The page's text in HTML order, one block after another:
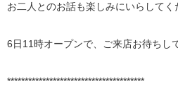
お二人とのお話も楽しみにいらしてく
6日11時オープンで、ご来店お待ちし
***************************************